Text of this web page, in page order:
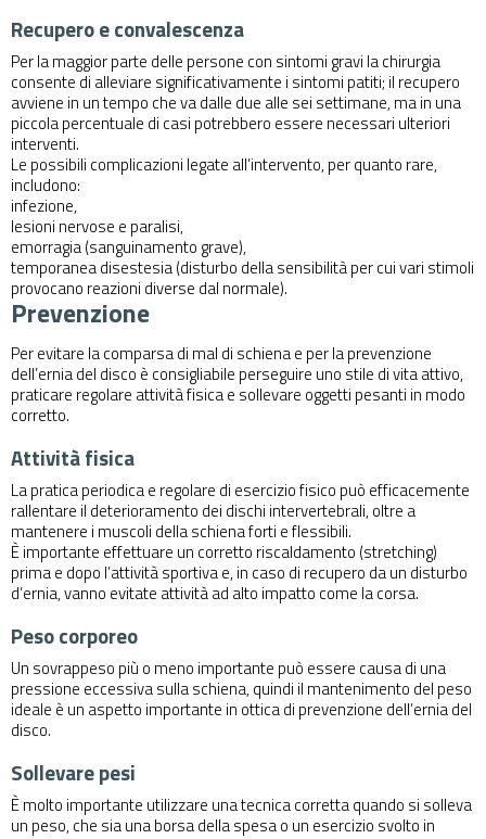
Recupero e convalescenza
Per la maggior parte delle persone con sintomi gravi la chirurgia
consente di alleviare significativamente i sintomi patiti; il recupero
avviene in un tempo che va dalle due alle sei settimane, ma in una
piccola percentuale di casi potrebbero essere necessari ulteriori
interventi.
Le possibili complicazioni legate all’intervento, per quanto rare,
includono:
infezione,
lesioni nervose e paralisi,
emorragia (sanguinamento grave),
temporanea disestesia (disturbo della sensibilità per cui vari stimoli
provocano reazioni diverse dal normale).
Prevenzione
Per evitare la comparsa di mal di schiena e per la prevenzione
dell’ernia del disco è consigliabile perseguire uno stile di vita attivo,
praticare regolare attività fisica e sollevare oggetti pesanti in modo
corretto.
Attività fisica
La pratica periodica e regolare di esercizio fisico può efficacemente
rallentare il deterioramento dei dischi intervertebrali, oltre a
mantenere i muscoli della schiena forti e flessibili.
È importante effettuare un corretto riscaldamento (stretching)
prima e dopo l’attività sportiva e, in caso di recupero da un disturbo
d’ernia, vanno evitate attività ad alto impatto come la corsa.
Peso corporeo
Un sovrappeso più o meno importante può essere causa di una
pressione eccessiva sulla schiena, quindi il mantenimento del peso
ideale è un aspetto importante in ottica di prevenzione dell’ernia del
disco.
Sollevare pesi
È molto importante utilizzare una tecnica corretta quando si solleva
un peso, che sia una borsa della spesa o un esercizio svolto in